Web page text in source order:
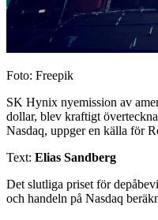
Foto: Freepik
SK Hynix nyemission av
dollar, blev kraftigt
Nasdaq, uppger en källa för
Text: Elias Sandberg
Det slutliga priset för
och handeln på Nasdaq